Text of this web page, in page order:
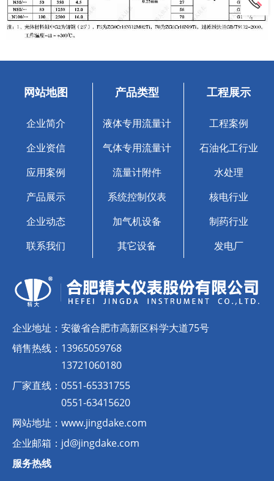
企业地址： 安徽省合肥市高新区科学大道75号
销售热线： 13965059768
13721060180
厂家直线： 0551-65331755
0551-63415620
网站地址： www.jingdake.com
企业邮箱： jd@jingdake.com
服务热线
网站地图
企业简介
企业资信
应用案例
产品展示
企业动态
联系我们
产品类型
液体专用流量计
气体专用流量计
流量计附件
系统控制仪表
加气机设备
其它设备
工程展示
工程案例
石油化工行业
水处理
核电行业
制药行业
发电厂